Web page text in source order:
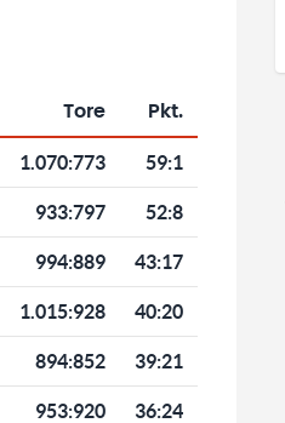
Tore Pkt.
1.070:773 59:1
933:797 52:8
994:889 43:17
1.015:928 40:20
894:852 39:21
953:920 36:24